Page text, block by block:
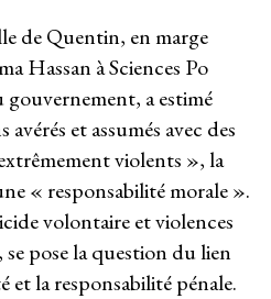
de Quentin, en marge
Hassan à Sciences Po
a estimé
et assumés avec des
violents », la
« responsabilité morale ».
volontaire et violences
pose la question du lien
et la responsabilité pénale.